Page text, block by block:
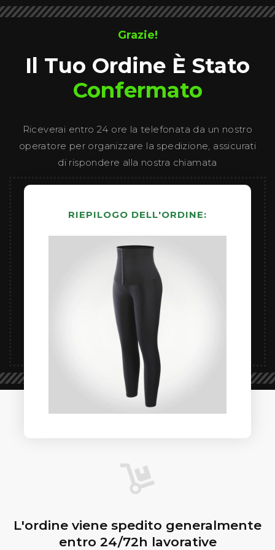
RIEPILOGO DELL'ORDINE:
Grazie!
Il Tuo Ordine È Stato
Confermato
Riceverai entro 24 ore la telefonata da un nostro
operatore per organizzare la spedizione, assicurati
di rispondere alla nostra chiamata
L'ordine viene spedito generalmente
entro 24/72h lavorative